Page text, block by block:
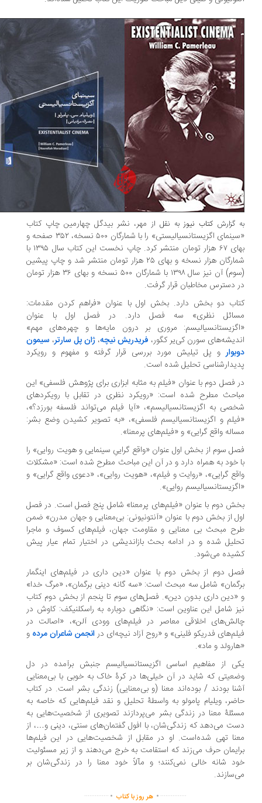
گزارش کتاب نیوز به نقل از مهر، نشر بیدگل چهارمین چاپ کتاب
«سینمای اگزیستانسیالیستی» را با شمارگان ۵۰۰ نسخه، ۳۵۲ صفحه و
بهای ۶۷ هزار تومان منتشر کرد. چاپ نخست این کتاب سال ۱۳۹۵ با
شمارگان هزار نسخه و بهای ۲۵ هزار تومان منتشر شد و چاپ پیشین
(سوم) آن نیز سال ۱۳۹۸ با شمارگان ۵۰۰ نسخه و بهای ۳۶ هزار تومان
دسترس مخاطبان قرار گرفت.
دو بخش دارد. بخش اول با عنوان «فراهم کردن مقدمات:
نظری» سه فصل دارد. در فصل اول با عنوان
مروری بر درون مایه‌ها و چهره‌های مهم»
سورن کی‌یر کگور،فریدریش نیچه،ژان پل سارتر،سیمون
و پل تیلیش مورد بررسی قرار گرفته و مفهوم و رویکرد
تحلیل شده است.
فصل دوم با عنوان «فیلم به مثابه ابزاری برای پژوهش فلسفی» این
مطرح شده است: «رویکرد نظری در تقابل با رویکردهای
به اگزیستانسیالیسم»، «آیا فیلم می‌تواند فلسفه بورزد؟»،
و اگزیستانسیالیسم فلسفی»، «به تصویر کشیدن وضع بشر:
واقع گرایی» و «فیلم‌های پرمعنا».
سوم از بخش اول عنوان «واقع گراییِ سینمایی و هویت روایی» را
خود به همراه دارد و در آن این مباحث مطرح شده است: «مشکلات
گرایی»، «روایت و فیلم»، «هویت روایی»، «دعوی واقع گرایی» و
روایی».
دوم با عنوان «فیلم‌های پرمعنا» شامل پنج فصل است. در فصل
از بخش دوم با عنوان «آنتونیونی: بی‌معنایی و جهان مدرن» ضمن
مبحث بی معنایی و مقاومت جهان، فیلم‌های کسوف و ماجرا
شده و در ادامه بحث بازاندیشی در اختیار تمام عیار پیش
می‌شود.
دوم از بخش دوم با عنوان «دین داری در فیلم‌های اینگمار
شامل سه مبحث است: «سه گانه دینی برگمان»، «مرگ خدا»
داری بدون دین». فصل‌های سوم تا پنجم از بخش دوم کتاب
شامل این عناوین است: «نگاهی دوباره به راسکلنیکف: کاوش در
اخلاقی معاصر در فیلم‌های وودی آلن»، «اصالت در
فدریکو فلینی» و «روح آزاد نیچه‌ای درانجمن شاعران مردهو
و ماد».
از مفاهیم اساسی اگزیستانسیالیسم جنبش برآمده در دل
که شاید در آن خیلی‌ها در کرۀ خاک به خوبی با بی‌معنایی
بودند / بوده‌اند معنا (و بی‌معنایی) زندگی بشر است. در کتاب
ویلیام پامولو به واسطۀ تحلیل و نقد فیلم‌هایی که خاصه به
معنا در زندگی بشر می‌پردازند تصویری از شخصیت‌هایی به
می‌دهد که زندگی‌شان، با افول گفتمان‌های سنتی، دینی و…، از
تهی شده‌است. او در مقابل از شخصیت‌هایی در این فیلم‌ها
حرف می‌زند که استقامت به خرج می‌دهند و از زیر مسئولیت
شانه خالی نمی‌کنند؛ و مآلاً خود معنا را در زندگی‌شان بر
...............
. هر روز با کتاب.
..............